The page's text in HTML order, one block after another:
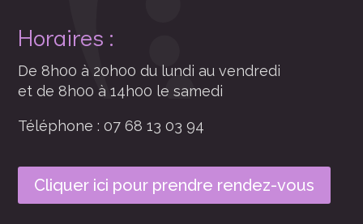
Horaires :
De 8h00 à 20h00 du lundi au vendredi
et de 8h00 à 14h00 le samedi
Téléphone : 07 68 13 03 94
Cliquer ici pour prendre rendez-vous